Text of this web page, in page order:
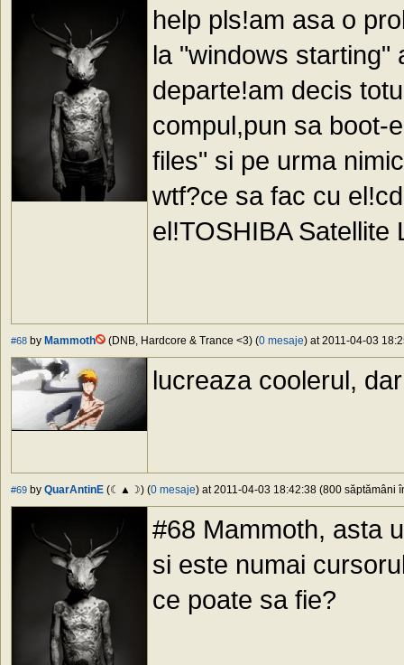
help pls!am asa o
la "windows starting"
departe!am decis
compul,pun sa boot-
files" si pe urma
wtf?ce sa fac cu
el!TOSHIBA Satellite
#68 by Mammoth (DNB, Hardcore & Trance <3) (0 mesaje) at 2011-04-03
lucreaza coolerul,
#69 by QuarAntinE (☾▲☽) (0 mesaje) at 2011-04-03 18:42:38 (800 săptămâni
#68 Mammoth, asta
si este numai
ce poate sa fie?